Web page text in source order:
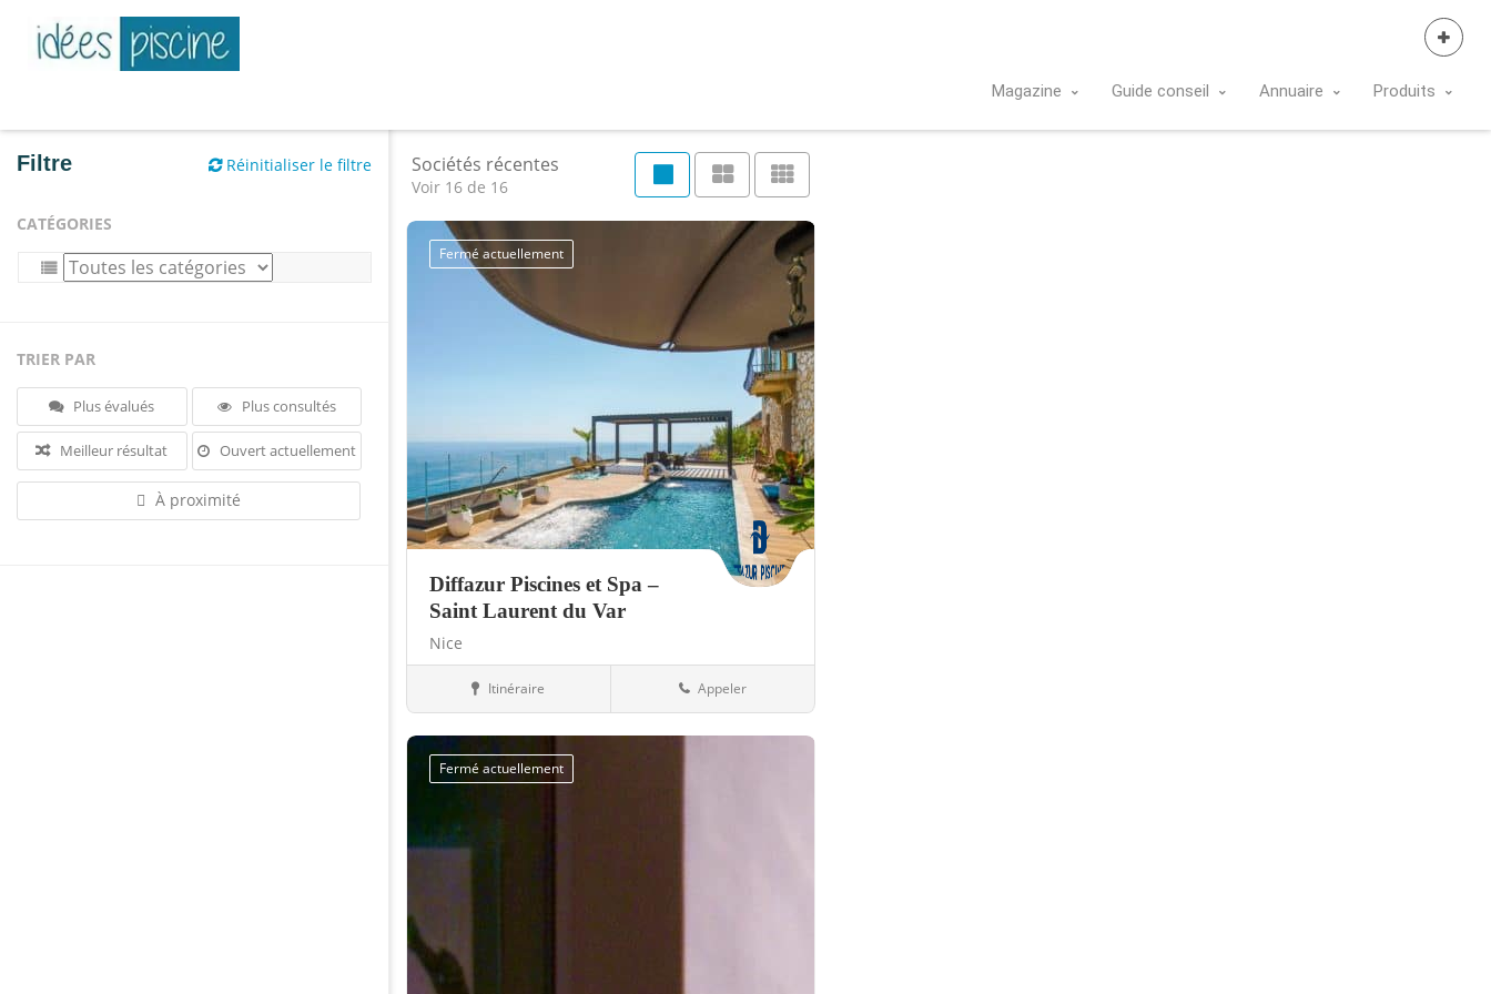
Magazine Guide conseil Annuaire Produits
Filtre Réinitialiser le filtre
CATÉGORIES
TRIER PAR
Plus évalués Plus consultés
Meilleur résultat Ouvert actuellement
À proximité
Sociétés récentes
Voir 16 de 16
Fermé actuellement
Sauvegarder
Diffazur Piscines et Spa –
Saint Laurent du Var
Nice
Piscines 06-Alpes-Maritimes
Itinéraire Appeler
Fermé actuellement